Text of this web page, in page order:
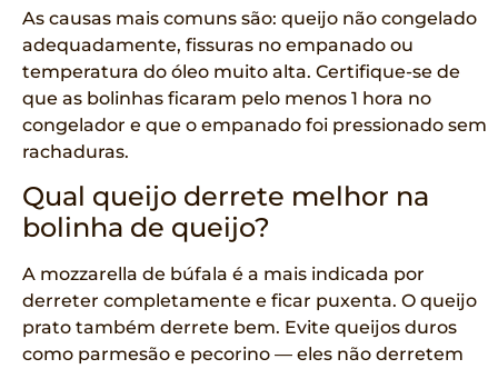
As causas mais comuns são: queijo não congelado
adequadamente, fissuras no empanado ou
temperatura do óleo muito alta. Certifique-se de
que as bolinhas ficaram pelo menos 1 hora no
congelador e que o empanado foi pressionado sem
rachaduras.
Qual queijo derrete melhor na
bolinha de queijo?
A mozzarella de búfala é a mais indicada por
derreter completamente e ficar puxenta. O queijo
prato também derrete bem. Evite queijos duros
como parmesão e pecorino — eles não derretem